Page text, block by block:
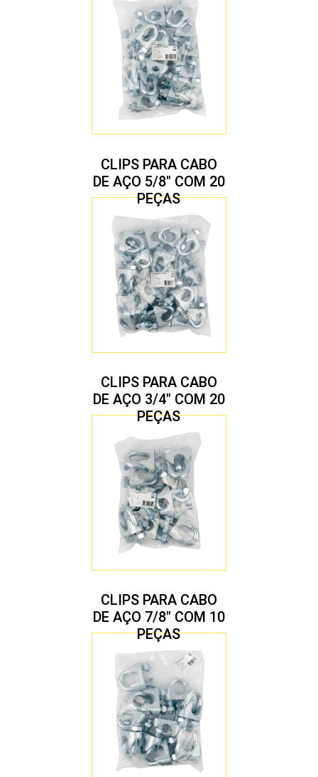
CLIPS PARA CABO
DE AÇO 5/8″ COM 20
PEÇAS
CLIPS PARA CABO
DE AÇO 3/4″ COM 20
PEÇAS
CLIPS PARA CABO
DE AÇO 7/8″ COM 10
PEÇAS